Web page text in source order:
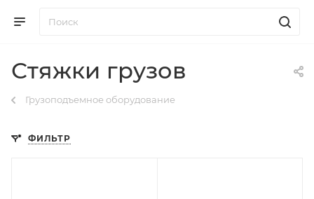
Стяжки грузов
Грузоподъемное оборудование
ФИЛЬТР